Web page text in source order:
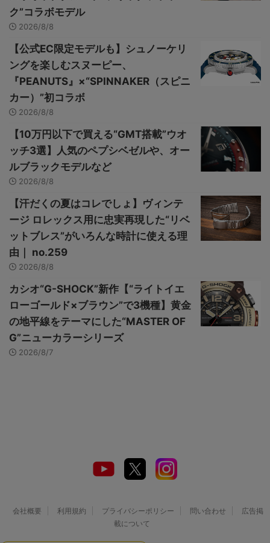
ク”コラボモデル
2026/8/8
【公式EC限定モデルも】シュノーケリ
ングを楽しむスヌーピー、
『PEANUTS』×“SPINNAKER（スピニ
カー）”初コラボ
2026/8/8
【10万円以下で買える“GMT搭載”ウオ
ッチ3選】人気のペプシベゼルや、オー
ルブラックモデルなど
2026/8/8
【汗だくの夏はコレでしょ】ヴィンテ
ージ ロレックス用に忠実再現した“リベ
ットブレス”がいろんな時計に使える理
由｜ no.259
2026/8/8
カシオ“G-SHOCK”新作【“ライトイエ
ローゴールド×ブラウン”で3機種】黄金
の地平線をテーマにした“MASTER OF
G”ニューカラーシリーズ
2026/8/7
会社概要 利用規約 プライバシーポリシー 問い合わせ
広告掲
載について